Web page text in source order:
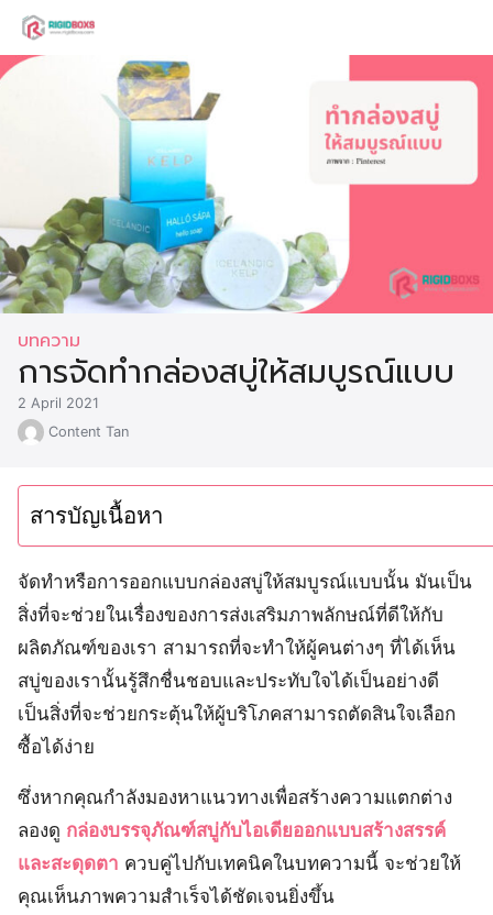
Skip
content
Search
for:
บทความ
การจัดทำกล่องสบู่ให้สมบูรณ์แบบ
2 April 2021
Content Tan
สารบัญเนื้อหา
จัดทำหรือการออกแบบกล่องสบู่ให้สมบูรณ์แบบนั้น มันเป็น
สิ่งที่จะช่วยในเรื่องของการส่งเสริมภาพลักษณ์ที่ดีให้กับ
ผลิตภัณฑ์ของเรา สามารถที่จะทำให้ผู้คนต่างๆ ที่ได้เห็น
สบู่ของเรานั้นรู้สึกชื่นชอบและประทับใจได้เป็นอย่างดี
เป็นสิ่งที่จะช่วยกระตุ้นให้ผู้บริโภคสามารถตัดสินใจเลือก
ซื้อได้ง่าย
ซึ่งหากคุณกำลังมองหาแนวทางเพื่อสร้างความแตกต่าง
ลองดู กล่องบรรจุภัณฑ์สบู่กับไอเดียออกแบบสร้างสรรค์
และสะดุดตา ควบคู่ไปกับเทคนิคในบทความนี้ จะช่วยให้
คุณเห็นภาพความสำเร็จได้ชัดเจนยิ่งขึ้น